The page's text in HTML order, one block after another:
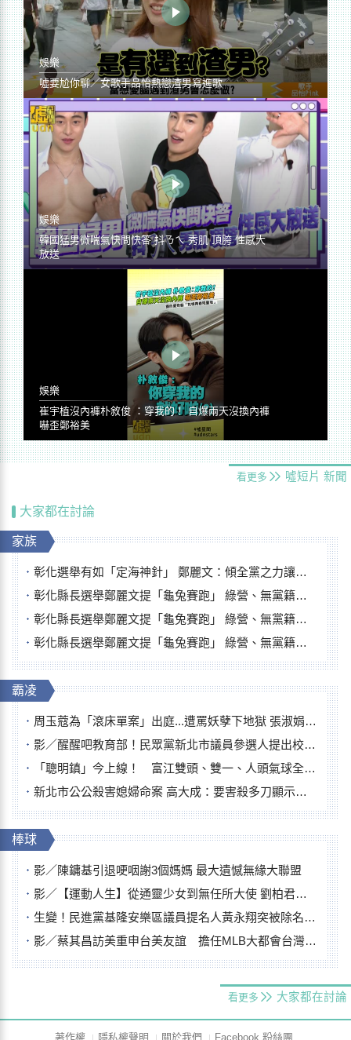
娛樂
噓要尬你聊／女歌手品怡熱戀渣男寫進歌
娛樂
韓國猛男微喘氣快問快答 抖ㄋㄟ 秀肌 頂胯 性感大
放送
娛樂
崔宇植沒內褲朴敘俊 ：穿我的！ 自爆兩天沒換內褲
嚇歪鄭裕美
看更多 噓短片 新聞
大家都在討論
家族
彰化選舉有如「定海神針」 鄭麗文：傾全黨之力讓彰化贏
彰化縣長選舉鄭麗文提「龜兔賽跑」 綠營、無黨籍忙否認是烏龜
彰化縣長選舉鄭麗文提「龜兔賽跑」 綠營、無黨籍忙否認是烏龜
彰化縣長選舉鄭麗文提「龜兔賽跑」 綠營、無黨籍忙否認是烏龜
霸凌
周玉蔻為「滾床單案」出庭...遭罵妖孽下地獄 張淑娟批：舌頭殺人有罪
影／醒醒吧教育部！民眾黨新北市議員參選人提出校園反毒防線升級政見
「聰明鎮」今上線！ 富江雙頭、雙一、人頭氣球全登場
新北市公公殺害媳婦命案 高大成：要害殺多刀顯示怨恨深
棒球
影／陳鏞基引退哽咽謝3個媽媽 最大遺憾無緣大聯盟
影／【運動人生】從通靈少女到無任所大使 劉柏君女裁判人生國際發光
生變！民進黨基隆安樂區議員提名人黃永翔突被除名 將另提他人
影／蔡其昌訪美重申台美友誼 擔任MLB大都會台灣日開球嘉賓
看更多 大家都在討論
著作權 隱私權聲明 關於我們 Facebook 粉絲團